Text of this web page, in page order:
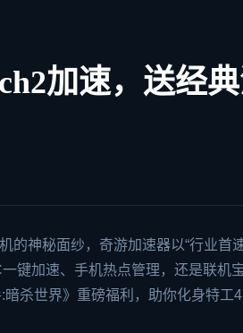
加速，送经
的神秘面纱， 奇游加速器以“行业首
键加速、手机热点管理，还是联机
杀世界》重磅福利，助你化身特工